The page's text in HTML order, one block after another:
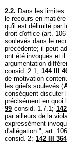
2.2. Dans les limites
le recours en
qu'il est délimité par
droit d'office (art.
soulevés dans le
précédente; il peut
ont été invoqués et
argumentation
consid. 2.1; 144 III
de motivation
les griefs soulevés (
conséquent discuter
précisément en quoi
99 consid. 1.7.1;
par ailleurs de la
expressément
d'allégation ", art.
consid. 2; 142 III 364